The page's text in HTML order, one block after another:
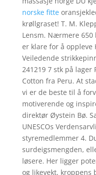
norske fitte
krøllgraset! T. M.
Lensm. Nærmere
er klare for å oppleve
Veiledende
241219 7 stk på lager
Cotton fra Peru. At
vi er de beste til å
motiverende og
direktør Øystein Bø.
UNESCOs
styremedlemmer 4.
surdeigsmengden,
løsere. Her ligger
og likevekt, kroppens